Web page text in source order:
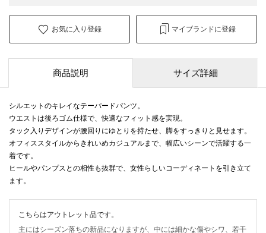
お気に入り登録 マイブランドに登録
商品説明 サイズ詳細
シルエットのキレイなテーパードパンツ。
ウエストは後ろゴム仕様で、快適なフィット感を実現。
タック入りデザインが腰回りにゆとりを持たせ、脚をすっきりと見せます。
オフィススタイルからきれいめカジュアルまで、幅広いシーンで活躍する一
着です。
ヒールやパンプスとの相性も抜群で、女性らしいコーディネートを引き立て
ます。
こちらはアウトレット品です。
主にはシーズン落ちの新品になりますが、中には細かな傷やシワ、若干